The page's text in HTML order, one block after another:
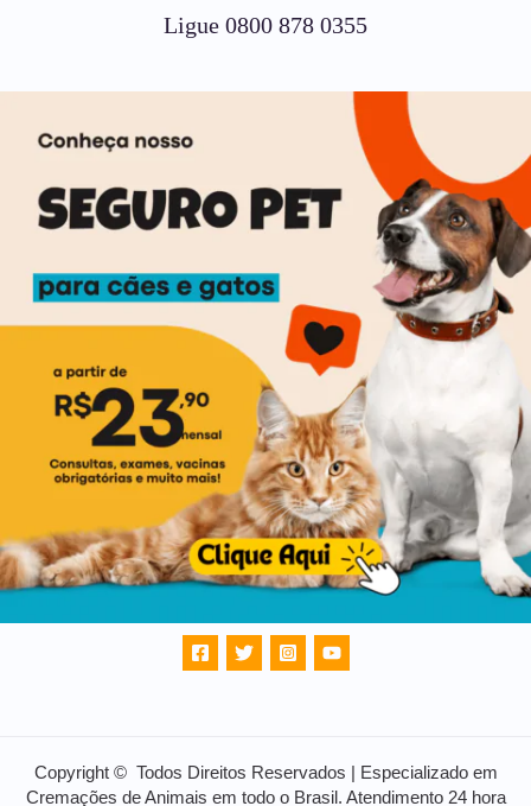
Ligue 0800 878 0355
Copyright © Todos Direitos Reservados | Especializado em
Cremações de Animais em todo o Brasil. Atendimento 24 hora